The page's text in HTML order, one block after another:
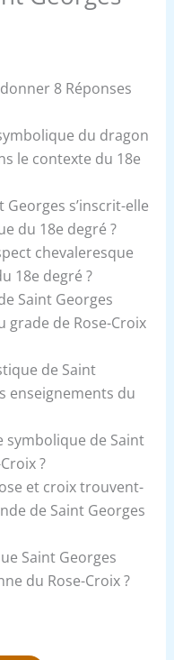
8 Réponses
du dragon
le contexte du 18e
Georges s’inscrit-elle
du 18e degré ?
chevaleresque
18e degré ?
Saint Georges
de Rose-Croix
de Saint
enseignements du
symbolique de Saint
?
et croix trouvent-
de Saint Georges
Saint Georges
du Rose-Croix ?